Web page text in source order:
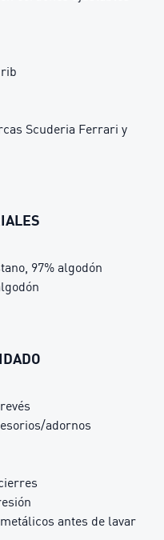
Scuderia Ferrari y
97% algodón
adornos
antes de lavar